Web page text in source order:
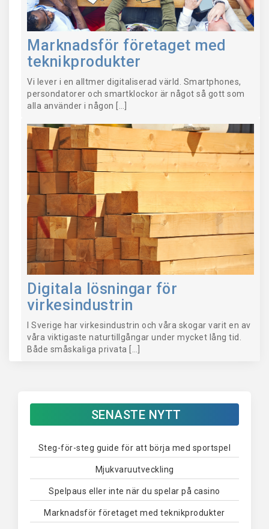
Marknadsför företaget med
teknikprodukter
Vi lever i en alltmer digitaliserad värld. Smartphones,
persondatorer och smartklockor är något så gott som
alla använder i någon […]
Digitala lösningar för
virkesindustrin
I Sverige har virkesindustrin och våra skogar varit en av
våra viktigaste naturtillgångar under mycket lång tid.
Både småskaliga privata […]
SENASTE NYTT
Steg-för-steg guide för att börja med sportspel
Mjukvaruutveckling
Spelpaus eller inte när du spelar på casino
Marknadsför företaget med teknikprodukter